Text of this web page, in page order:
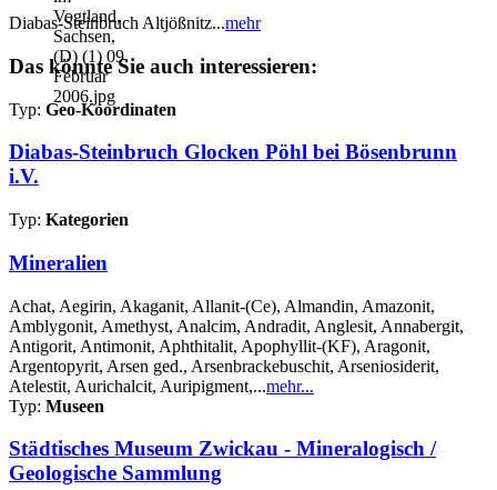
Diabas-Steinbruch Altjößnitz...mehr
Das könnte Sie auch interessieren:
Typ: Geo-Koordinaten
Diabas-Steinbruch Glocken Pöhl bei Bösenbrunn
i.V.
Typ: Kategorien
Mineralien
Achat, Aegirin, Akaganit, Allanit-(Ce), Almandin, Amazonit,
Amblygonit, Amethyst, Analcim, Andradit, Anglesit, Annabergit,
Antigorit, Antimonit, Aphthitalit, Apophyllit-(KF), Aragonit,
Argentopyrit, Arsen ged., Arsenbrackebuschit, Arseniosiderit,
Atelestit, Aurichalcit, Auripigment,...mehr...
Typ: Museen
Städtisches Museum Zwickau - Mineralogisch /
Geologische Sammlung